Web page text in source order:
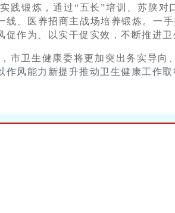
践锻炼，通过“五长”培训、苏陕
线、医养招商主战场培养锻炼。一
促作为、以实干促实效，不断推进
市卫生健康委将更加突出务实导向
作风能力新提升推动卫生健康工作取